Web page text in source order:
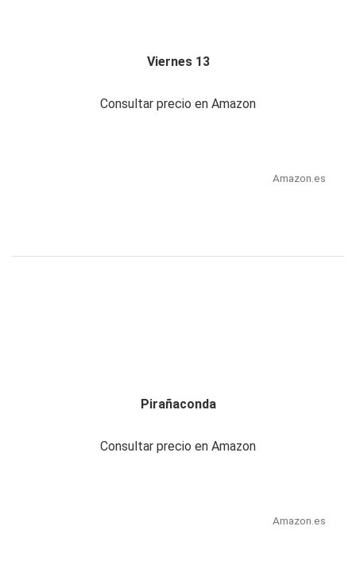
Viernes 13
Consultar precio en Amazon
Amazon.es
Pirañaconda
Consultar precio en Amazon
Amazon.es